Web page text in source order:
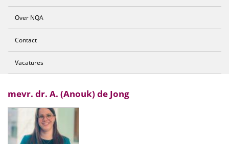
Over NQA
Contact
Vacatures
mevr. dr. A. (Anouk) de Jong